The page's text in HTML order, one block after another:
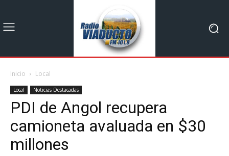
Inicio Local
Local Noticias Destacadas
PDI de Angol recupera
camioneta avaluada en $30
millones